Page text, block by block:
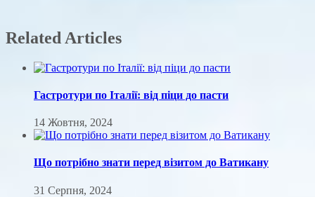
Related Articles
Гастротури по Італії: від піци до пасти
14 Жовтня, 2024
Що потрібно знати перед візитом до Ватикану
31 Серпня, 2024